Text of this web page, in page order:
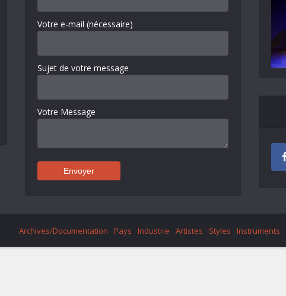
Votre e-mail (nécessaire)
Sujet de votre message
Votre Message
Archives/Documentation Pays Industrie Artistes Styles Instruments